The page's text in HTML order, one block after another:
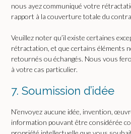
nous ayez communiqué votre
rapport à la couverture totale du
Veuillez noter qu’il existe certaines
rétractation, et que certains éléments
retournés ou échangés. Nous vous
à votre cas particulier.
7. Soumission d’idée
N’envoyez aucune idée, invention,
information pouvant être considérée